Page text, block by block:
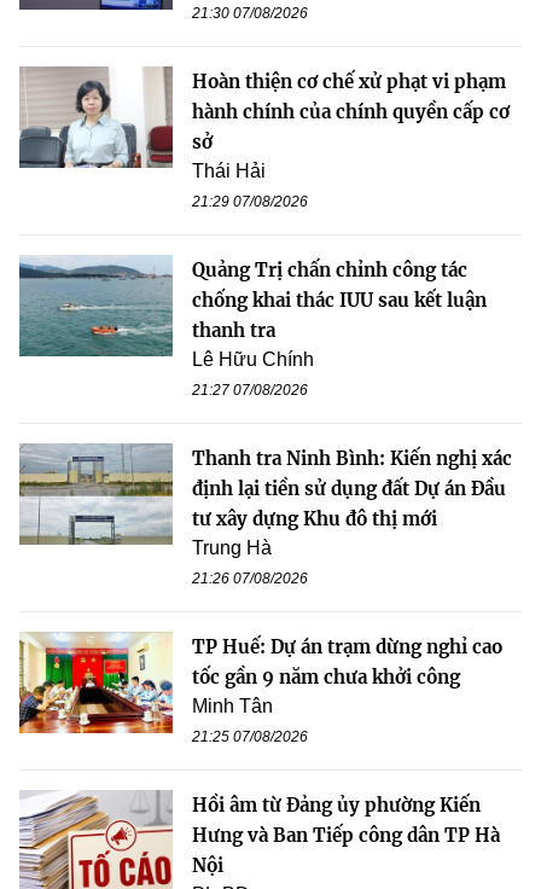
21:30 07/08/2026
Hoàn thiện cơ chế xử phạt vi phạm
hành chính của chính quyền cấp cơ
sở
Thái Hải
21:29 07/08/2026
Quảng Trị chấn chỉnh công tác
chống khai thác IUU sau kết luận
thanh tra
Lê Hữu Chính
21:27 07/08/2026
Thanh tra Ninh Bình: Kiến nghị xác
định lại tiền sử dụng đất Dự án Đầu
tư xây dựng Khu đô thị mới
Trung Hà
21:26 07/08/2026
TP Huế: Dự án trạm dừng nghỉ cao
tốc gần 9 năm chưa khởi công
Minh Tân
21:25 07/08/2026
Hồi âm từ Đảng ủy phường Kiến
Hưng và Ban Tiếp công dân TP Hà
Nội